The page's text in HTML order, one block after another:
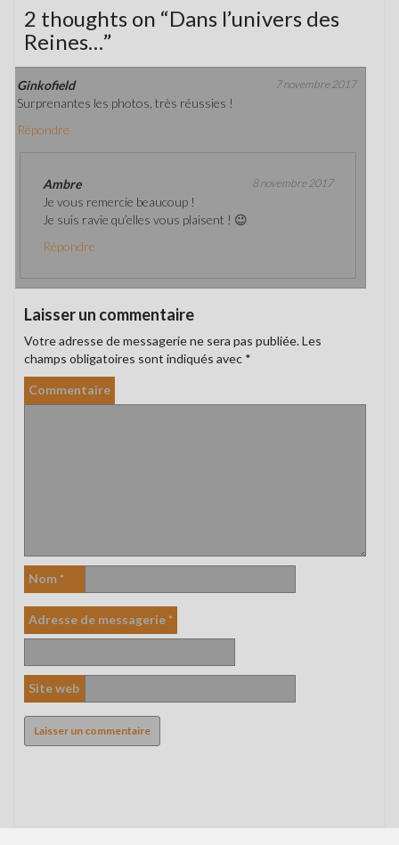
2 thoughts on “Dans l’univers des
Reines…”
Ginkofield 7 novembre 2017
Surprenantes les photos, très réussies !
Répondre
Ambre 8 novembre 2017
Je vous remercie beaucoup !
Je suis ravie qu’elles vous plaisent ! 😉
Répondre
Laisser un commentaire
Votre adresse de messagerie ne sera pas publiée.Les
champs obligatoires sont indiqués avec *
Commentaire
Nom*
Adresse de messagerie*
Site web